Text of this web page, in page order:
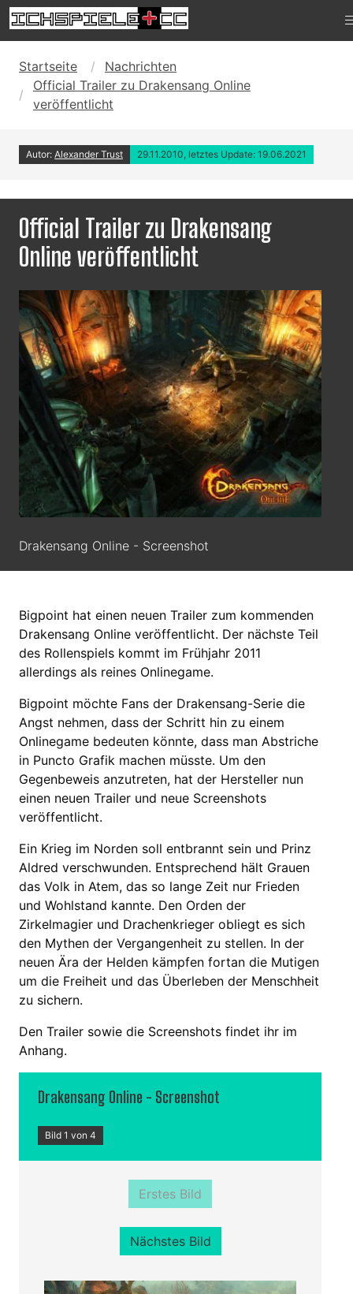
Startseite
Nachrichten
Official Trailer zu Drakensang Online
veröffentlicht
Autor: Alexander Trust 29.11.2010, letztes Update: 19.06.2021
Official Trailer zu Drakensang
Online veröffentlicht
Drakensang Online - Screenshot
Bigpoint hat einen neuen Trailer zum kommenden
Drakensang Online veröffentlicht. Der nächste Teil
des Rollenspiels kommt im Frühjahr 2011
allerdings als reines Onlinegame.
Bigpoint möchte Fans der Drakensang-Serie die
Angst nehmen, dass der Schritt hin zu einem
Onlinegame bedeuten könnte, dass man Abstriche
in Puncto Grafik machen müsste. Um den
Gegenbeweis anzutreten, hat der Hersteller nun
einen neuen Trailer und neue Screenshots
veröffentlicht.
Ein Krieg im Norden soll entbrannt sein und Prinz
Aldred verschwunden. Entsprechend hält Grauen
das Volk in Atem, das so lange Zeit nur Frieden
und Wohlstand kannte. Den Orden der
Zirkelmagier und Drachenkrieger obliegt es sich
den Mythen der Vergangenheit zu stellen. In der
neuen Ära der Helden kämpfen fortan die Mutigen
um die Freiheit und das Überleben der Menschheit
zu sichern.
Den Trailer sowie die Screenshots findet ihr im
Anhang.
Drakensang Online - Screenshot
Bild 1 von 4
Erstes Bild
Nächstes Bild